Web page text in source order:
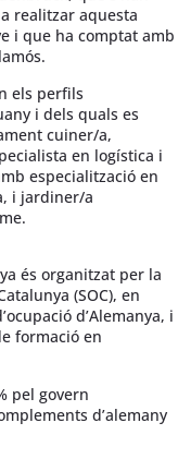
realitzar aquesta
i que ha comptat amb
els perfils
i dels quals es
cuiner/a,
en logística i
especialització en
i jardiner/a
és organitzat per la
(SOC), en
d’Alemanya, i
formació en
pel govern
d’alemany